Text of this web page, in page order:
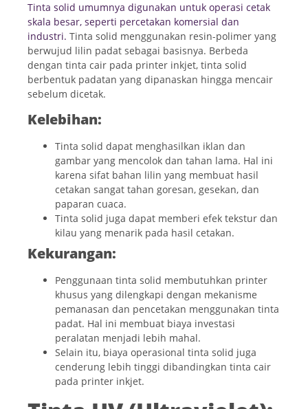
Tinta solid umumnya digunakan untuk operasi cetak
skala besar, seperti percetakan komersial dan
industri. Tinta solid menggunakan resin-polimer yang
berwujud lilin padat sebagai basisnya. Berbeda
dengan tinta cair pada printer inkjet, tinta solid
berbentuk padatan yang dipanaskan hingga mencair
sebelum dicetak.
Kelebihan:
Tinta solid dapat menghasilkan iklan dan
gambar yang mencolok dan tahan lama. Hal ini
karena sifat bahan lilin yang membuat hasil
cetakan sangat tahan goresan, gesekan, dan
paparan cuaca.
Tinta solid juga dapat memberi efek tekstur dan
kilau yang menarik pada hasil cetakan.
Kekurangan:
Penggunaan tinta solid membutuhkan printer
khusus yang dilengkapi dengan mekanisme
pemanasan dan pencetakan menggunakan tinta
padat. Hal ini membuat biaya investasi
peralatan menjadi lebih mahal.
Selain itu, biaya operasional tinta solid juga
cenderung lebih tinggi dibandingkan tinta cair
pada printer inkjet.